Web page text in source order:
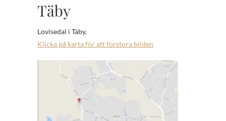
Täby
Lovisedal i Täby.
Klicka på karta för att förstora bilden